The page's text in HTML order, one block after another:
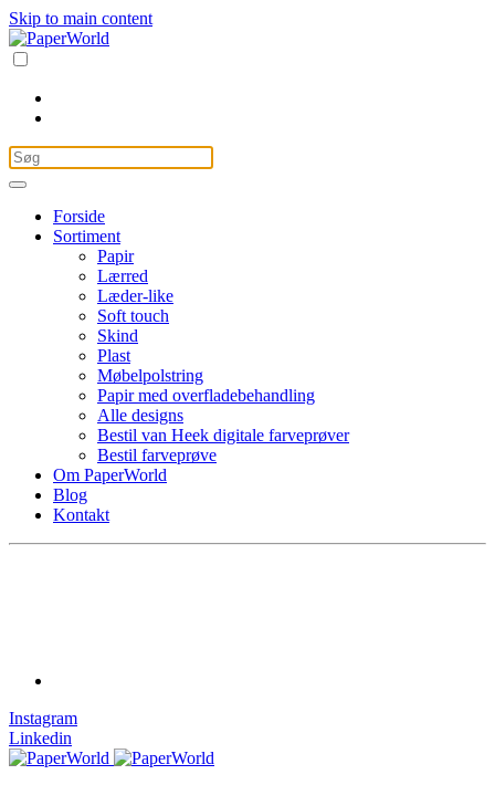
Skip to main content
Forside
Sortiment
Papir
Lærred
Læder-like
Soft touch
Skind
Plast
Møbelpolstring
Papir med overfladebehandling
Alle designs
Bestil van Heek digitale farveprøver
Bestil farveprøve
Om PaperWorld
Blog
Kontakt
Instagram
Linkedin